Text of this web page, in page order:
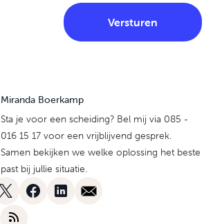
Miranda Boerkamp
Sta je voor een scheiding? Bel mij via 085 -
016 15 17 voor een vrijblijvend gesprek.
Samen bekijken we welke oplossing het beste
past bij jullie situatie.